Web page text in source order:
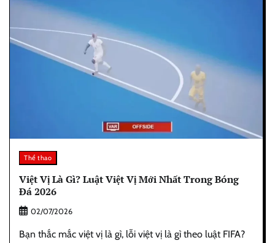
Thể thao
Việt Vị Là Gì? Luật Việt Vị Mới Nhất Trong Bóng
Đá 2026
02/07/2026
Bạn thắc mắc việt vị là gì, lỗi việt vị là gì theo luật FIFA?